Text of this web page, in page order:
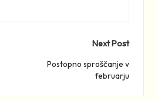
Next Post
Postopno sproščanje v
februarju